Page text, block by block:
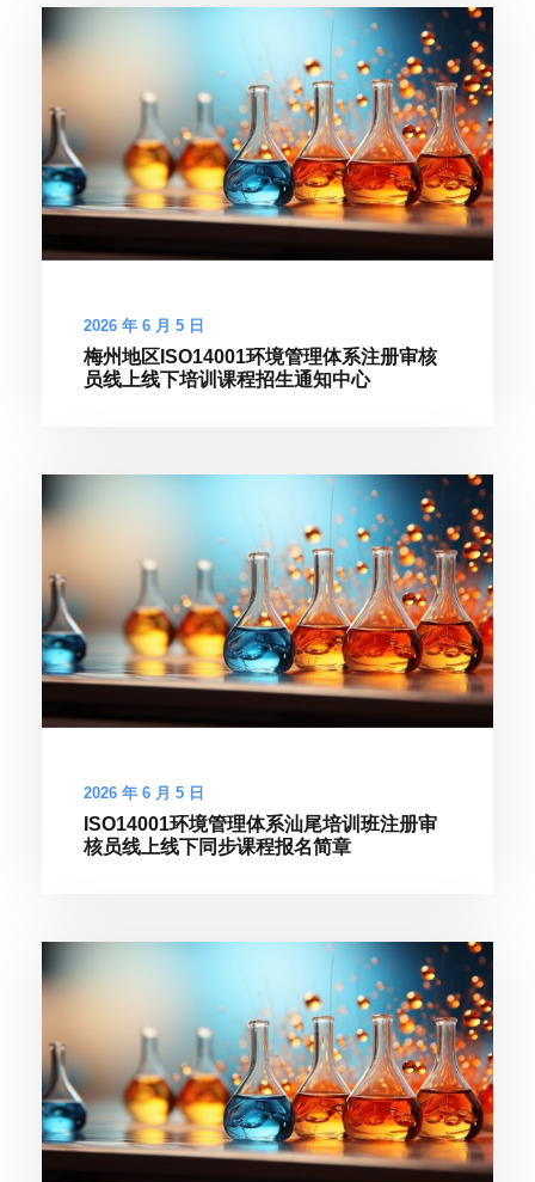
2026 年 6 月 5 日
梅州地区ISO14001环境管理体系注册审核
员线上线下培训课程招生通知中心
2026 年 6 月 5 日
ISO14001环境管理体系汕尾培训班注册审
核员线上线下同步课程报名简章